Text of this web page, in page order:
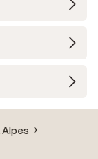
Alpes